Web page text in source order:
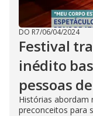
DO R7/06/04/2024
Festival
inédito
pessoas
Histórias abordam
preconceitos para